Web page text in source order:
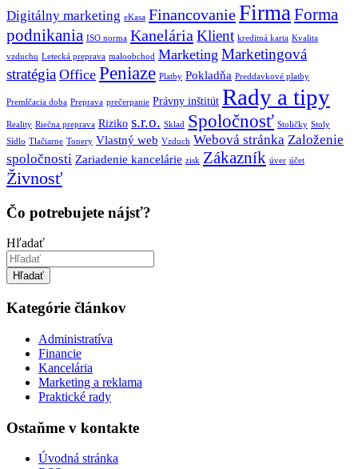
Digitálny marketing eKasa FinancovanieFirmaForma
podnikania ISO norma Kanelária Klient kreditná karta Kvalita
vzduchu Letecká preprava maloobchod Marketing Marketingová
stratégia Office Peniaze Platby Pokladňa Preddavkové platby
Premlčacia doba Preprava prečerpanie Právny inštitút Rady a tipy
Reality Riečna preprava Riziko s.r.o. Sklad Spoločnosť Stoličky Stoly
Sídlo Tlačiarne Tonery Vlastný web Vzduch Webová stránka Založenie
spoločnosti Zariadenie kancelárie zisk Zákazník úver účet
Živnosť
Čo potrebujete nájsť?
Hľadať
Hľadať
Kategórie článkov
Administratíva
Financie
Kancelária
Marketing a reklama
Praktické rady
Ostaňme v kontakte
Úvodná stránka